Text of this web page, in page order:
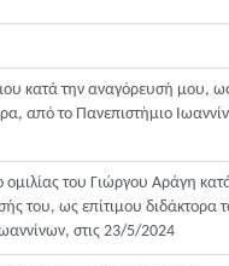
κατά την αναγόρευσή μου,
από το Πανεπιστήμιο
ομιλίας του Γιώργου Αράγη
του, ως επίτιμου διδάκτορα
στις 23/5/2024